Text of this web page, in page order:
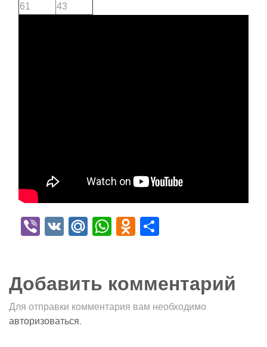
61
43
Viber
VK Mail.Ru
WhatsApp
Odnoklassniki
Добавить комментарий
Для отправки комментария вам необходимо
авторизоваться.